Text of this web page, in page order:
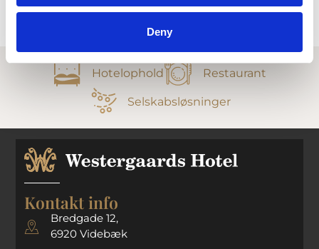
Deny
Hotelophold Restaurant
Selskabsløsninger
Kontakt info
Bredgade 12,
6920 Videbæk